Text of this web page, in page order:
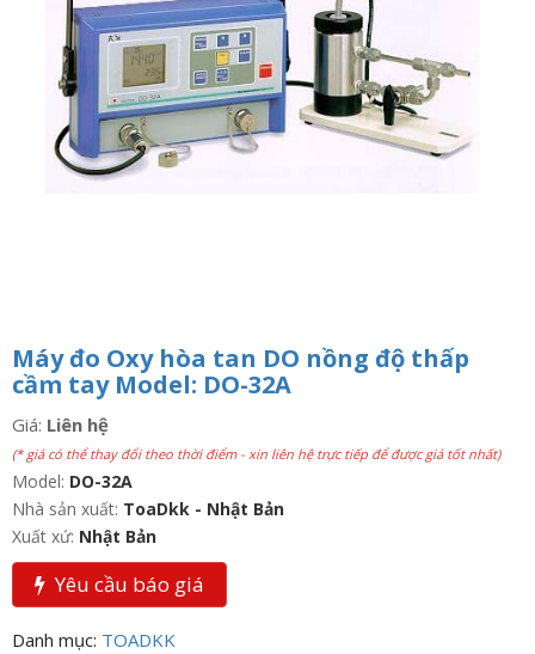
g
a
t
i
o
Máy đo Oxy hòa tan DO nồng độ thấp
cầm tay Model: DO-32A
Giá: Liên hệ
(* giá có thể thay đổi theo thời điểm - xin liên hệ trực tiếp để được giá tốt nhất)
Model: DO-32A
Nhà sản xuất: ToaDkk - Nhật Bản
Xuất xứ: Nhật Bản
Yêu cầu báo giá
Danh mục: TOADKK